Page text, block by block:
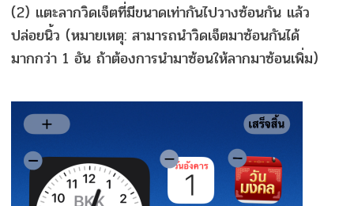
(2) แตะลากวิดเจ็ตที่มีขนาดเท่ากันไปวางซ้อนกัน แล้ว
ปล่อยนิ้ว (หมายเหตุ: สามารถนำวิดเจ็ตมาซ้อนกันได้
มากกว่า 1 อัน ถ้าต้องการนำมาซ้อนให้ลากมาซ้อนเพิ่ม)